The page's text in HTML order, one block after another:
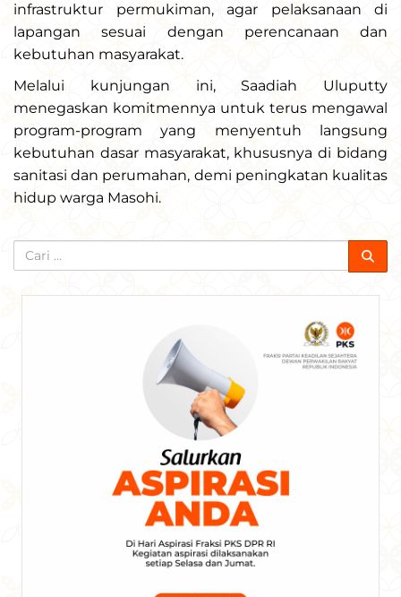
infrastruktur permukiman, agar pelaksanaan di
lapangan sesuai dengan perencanaan dan
kebutuhan masyarakat.
Melalui kunjungan ini, Saadiah Uluputty
menegaskan komitmennya untuk terus mengawal
program-program yang menyentuh langsung
kebutuhan dasar masyarakat, khususnya di bidang
sanitasi dan perumahan, demi peningkatan kualitas
hidup warga Masohi.